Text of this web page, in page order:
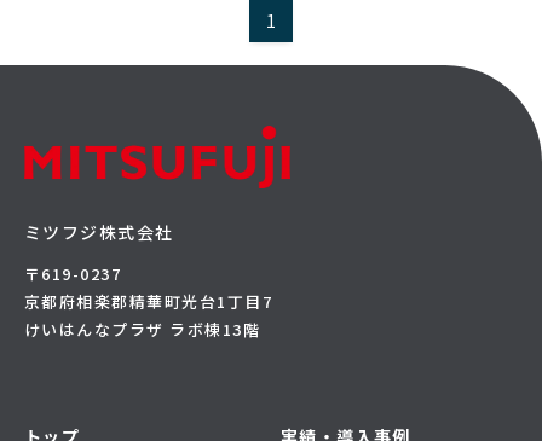
1
ミツフジ株式会社
〒619-0237
京都府相楽郡精華町光台1丁目7
けいはんなプラザ ラボ棟13階
トップ 実績・導入事例